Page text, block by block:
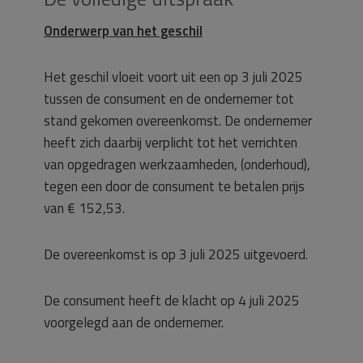
Onderwerp van het geschil
Het geschil vloeit voort uit een op 3 juli 2025
tussen de consument en de ondernemer tot
stand gekomen overeenkomst. De ondernemer
heeft zich daarbij verplicht tot het verrichten
van opgedragen werkzaamheden, (onderhoud),
tegen een door de consument te betalen prijs
van € 152,53.
De overeenkomst is op 3 juli 2025 uitgevoerd.
De consument heeft de klacht op 4 juli 2025
voorgelegd aan de ondernemer.